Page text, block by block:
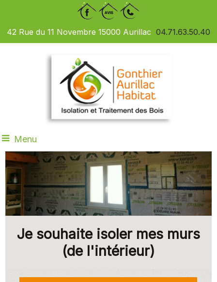
42 Rue du 11 Novembre 15000 Aurillac 04.71.63.50.40
Menu
Je souhaite isoler mes murs
(de l'intérieur)